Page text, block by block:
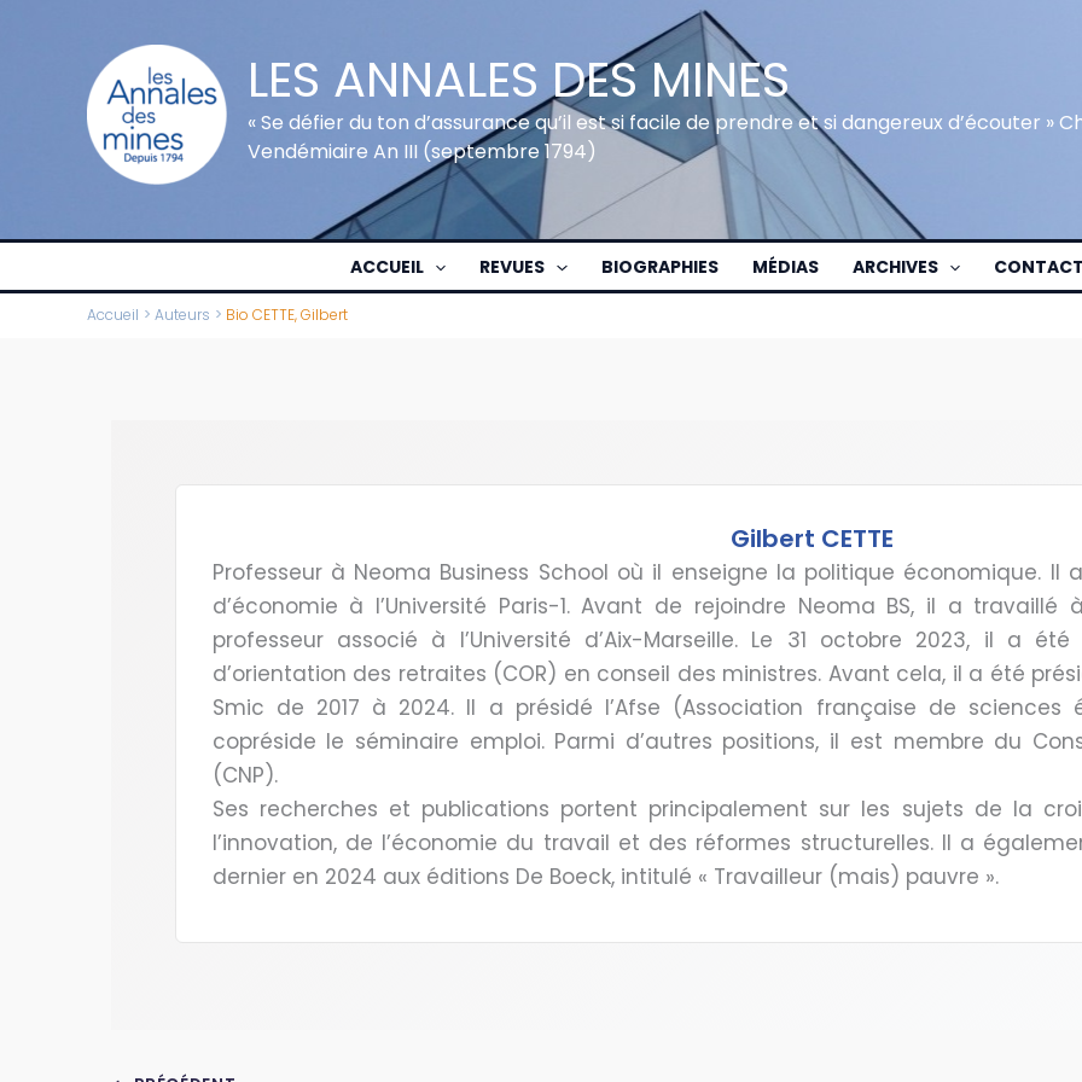
LES ANNALES DES MINES
« Se défier du ton d’assurance qu’il est si facile de prendre et si dangereux d’écouter »
Vendémiaire An III (septembre 1794)
ACCUEIL REVUES BIOGRAPHIES MÉDIAS ARCHIVES CONTACT
Accueil Auteurs Bio CETTE, Gilbert
Gilbert CETTE
Professeur à Neoma Business School où il enseigne la politique économique.
d’économie à l’Université Paris-1. Avant de rejoindre Neoma BS, il a
professeur associé à l’Université d’Aix-Marseille. Le 31 octobre 2023, il a
d’orientation des retraites (COR) en conseil des ministres. Avant cela, il a été
Smic de 2017 à 2024. Il a présidé l’Afse (Association française de sciences
copréside le séminaire emploi. Parmi d’autres positions, il est membre du
(CNP).
Ses recherches et publications portent principalement sur les sujets de la
l’innovation, de l’économie du travail et des réformes structurelles. Il a
dernier en 2024 aux éditions De Boeck, intitulé « Travailleur (mais) pauvre ».